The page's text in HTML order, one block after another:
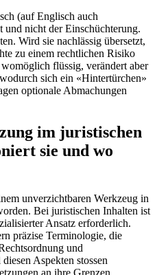
(auf Englisch auch
und nicht der Einschüchterung.
Wird sie nachlässig übersetzt,
zu einem rechtlichen Risiko
flüssig, verändert aber
sich ein «Hintertürchen»
optionale Abmachungen
im juristischen
sie und wo
unverzichtbaren Werkzeug in
Bei juristischen Inhalten ist
Ansatz erforderlich.
präzise Terminologie, die
und
Aspekten stossen